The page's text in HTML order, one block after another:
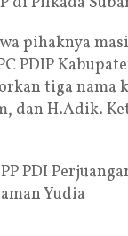
pihaknya
PDIP
tiga nama
dan H.Adik.
PDI
Yudia